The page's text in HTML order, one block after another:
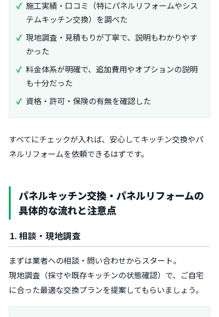
施工実績・口コミ（特にパネルリフォームやシス
テムキッチン交換）を調べた
現地調査・見積もりが丁寧で、説明もわかりやす
かった
料金体系が明確で、追加費用やオプションの説明
も十分だった
資格・許可・保険の有無を確認した
すべてにチェックが入れば、安心してキッチン交換やパ
ネルリフォームを依頼できるはずです。
パネルキッチン交換・パネルリフォームの
具体的な流れと注意点
1. 相談・現地調査
まずは業者への相談・問い合わせからスタート。
現地調査（採寸や既存キッチンの状態確認）で、ご自宅
に合った最適な交換プランを提案してもらいましょう。